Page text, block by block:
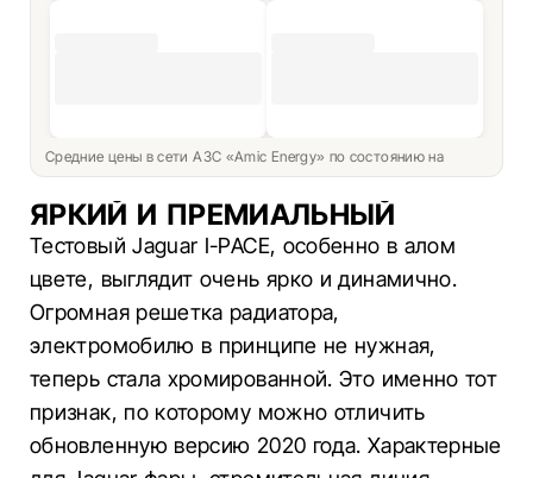
Средние цены в сети АЗС «Amic Energy» по состоянию на
ЯРКИЙ И ПРЕМИАЛЬНЫЙ
Тестовый Jaguar I-PACE, особенно в алом
цвете, выглядит очень ярко и динамично.
Огромная решетка радиатора,
электромобилю в принципе не нужная,
теперь стала хромированной. Это именно тот
признак, по которому можно отличить
обновленную версию 2020 года. Характерные